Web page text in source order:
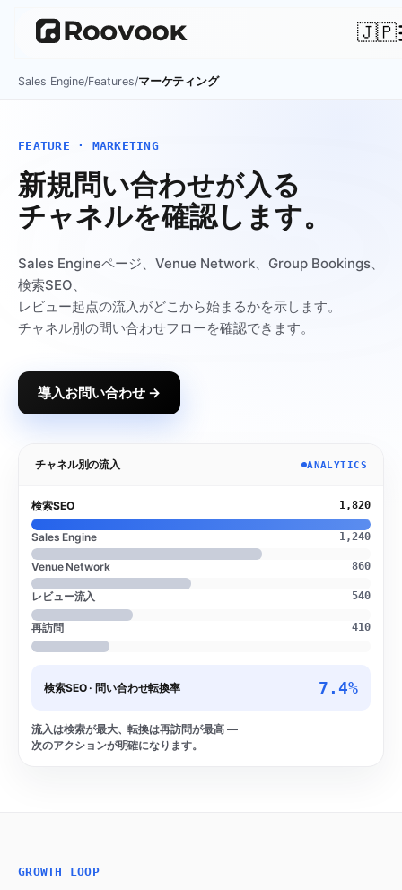
🇯🇵
Sales Engine/Features/マーケティング
FEATURE · MARKETING
新規問い合わせが入る
チャネルを確認します。
Sales Engineページ、Venue Network、Group Bookings、
検索SEO、
レビュー起点の流入がどこから始まるかを示します。
チャネル別の問い合わせフローを確認できます。
導入お問い合わせ →
チャネル別の流入 ANALYTICS
検索SEO 1,820
Sales Engine 1,240
Venue Network 860
レビュー流入 540
再訪問 410
検索SEO·問い合わせ転換率 7.4%
流入は検索が最大、転換は再訪問が最高 —
次のアクションが明確になります。
GROWTH LOOP